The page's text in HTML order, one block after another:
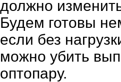
должно
Будем готовы
если без
можно убить
оптопару.